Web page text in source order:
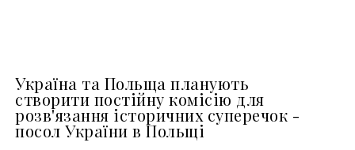
Україна та Польща планують
створити постійну комісію для
розв'язання історичних суперечок -
посол України в Польщі